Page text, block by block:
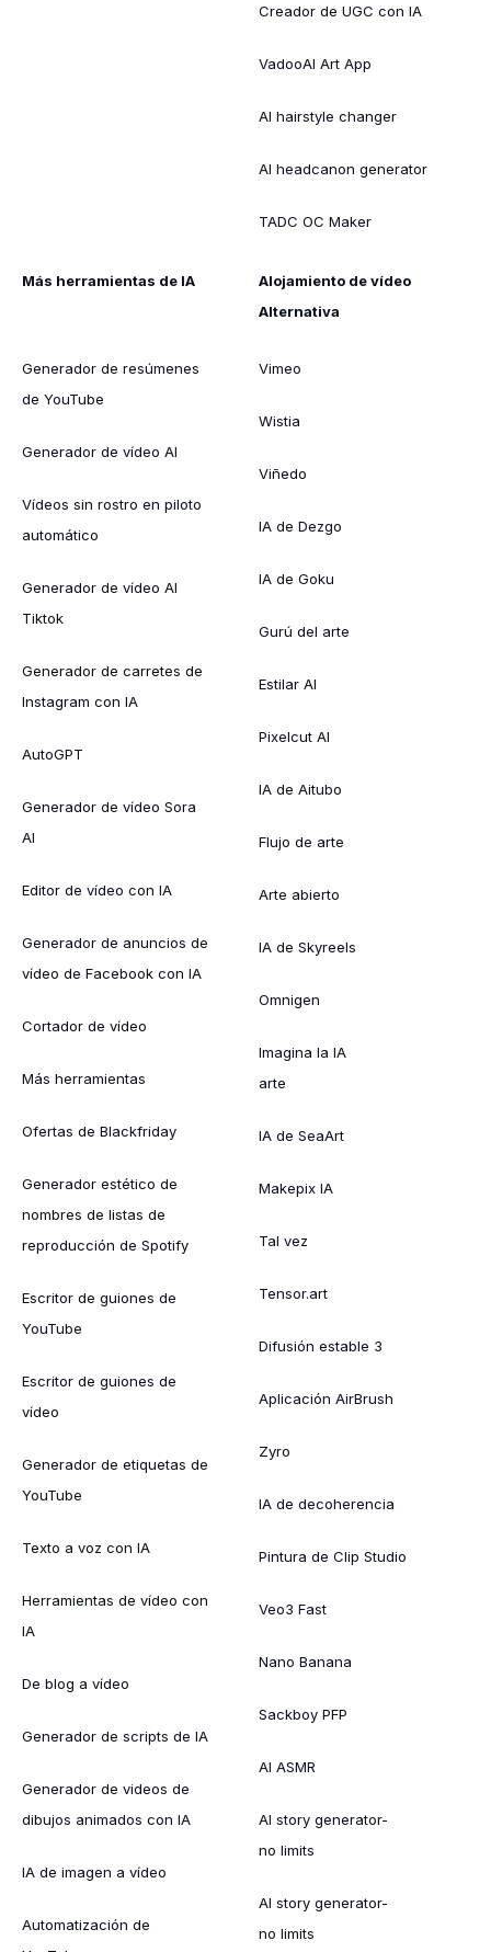
Creador de UGC con IA
VadooAI Art App
AI hairstyle changer
AI headcanon generator
TADC OC Maker
Más herramientas de IA
Generador de resúmenes
de YouTube
Generador de vídeo AI
Vídeos sin rostro en piloto
automático
Generador de vídeo AI
Tiktok
Generador de carretes de
Instagram con IA
AutoGPT
Generador de vídeo Sora
AI
Editor de vídeo con IA
Generador de anuncios de
vídeo de Facebook con IA
Cortador de vídeo
Más herramientas
Ofertas de Blackfriday
Generador estético de
nombres de listas de
reproducción de Spotify
Escritor de guiones de
YouTube
Escritor de guiones de
vídeo
Generador de etiquetas de
YouTube
Texto a voz con IA
Herramientas de vídeo con
IA
De blog a vídeo
Generador de scripts de IA
Generador de videos de
dibujos animados con IA
IA de imagen a vídeo
Automatización de
Alojamiento de vídeo
Alternativa
Vimeo
Wistia
Viñedo
IA de Dezgo
IA de Goku
Gurú del arte
Estilar AI
Pixelcut AI
IA de Aitubo
Flujo de arte
Arte abierto
IA de Skyreels
Omnigen
Imagina la IA
arte
IA de SeaArt
Makepix IA
Tal vez
Tensor.art
Difusión estable 3
Aplicación AirBrush
Zyro
IA de decoherencia
Pintura de Clip Studio
Veo3 Fast
Nano Banana
Sackboy PFP
AI ASMR
AI story generator-
no limits
AI story generator-
no limits